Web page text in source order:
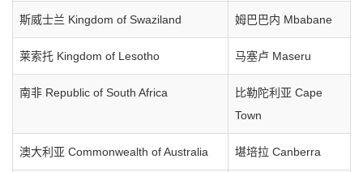
斯威士兰 Kingdom of Swaziland 姆巴巴内 Mbabane
莱索托 Kingdom of Lesotho 马塞卢 Maseru
南非 Republic of South Africa
比勒陀利亚 Cape
Town
澳大利亚 Commonwealth of Australia 堪培拉 Canberra